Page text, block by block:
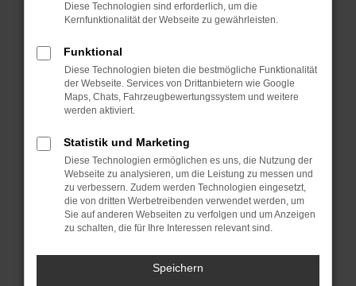
Manche Erweiterungen, wie Werbeblocker,
verhindern. Funktioniert die Seite in einem
anderen Browser oder in einem privaten
Fenster?
Starte dein Gerät neu.
Probleme zu beheben.
Stelle sicher, dass dein Browser und dein
Betriebssystem auf dem neuesten Stand
sind.
Veraltete Software birgt nicht nur ein
Sicherheitsrisiko, sondern kann auch dazu
führen, dass bestimmte Funktionen nicht mehr
unterstützt werden.
Diese Technologien sind erforderlich, um die
Kernfunktionalität der Webseite zu gewährleisten.
Funktional
Diese Technologien bieten die bestmögliche Funktionalität
der Webseite. Services von Drittanbietern wie Google
Maps, Chats, Fahrzeugbewertungssystem und weitere
werden aktiviert.
Statistik und Marketing
Diese Technologien ermöglichen es uns, die Nutzung der
Webseite zu analysieren, um die Leistung zu messen und
zu verbessern. Zudem werden Technologien eingesetzt,
die von dritten Werbetreibenden verwendet werden, um
Sie auf anderen Webseiten zu verfolgen und um Anzeigen
zu schalten, die für Ihre Interessen relevant sind.
Speichern